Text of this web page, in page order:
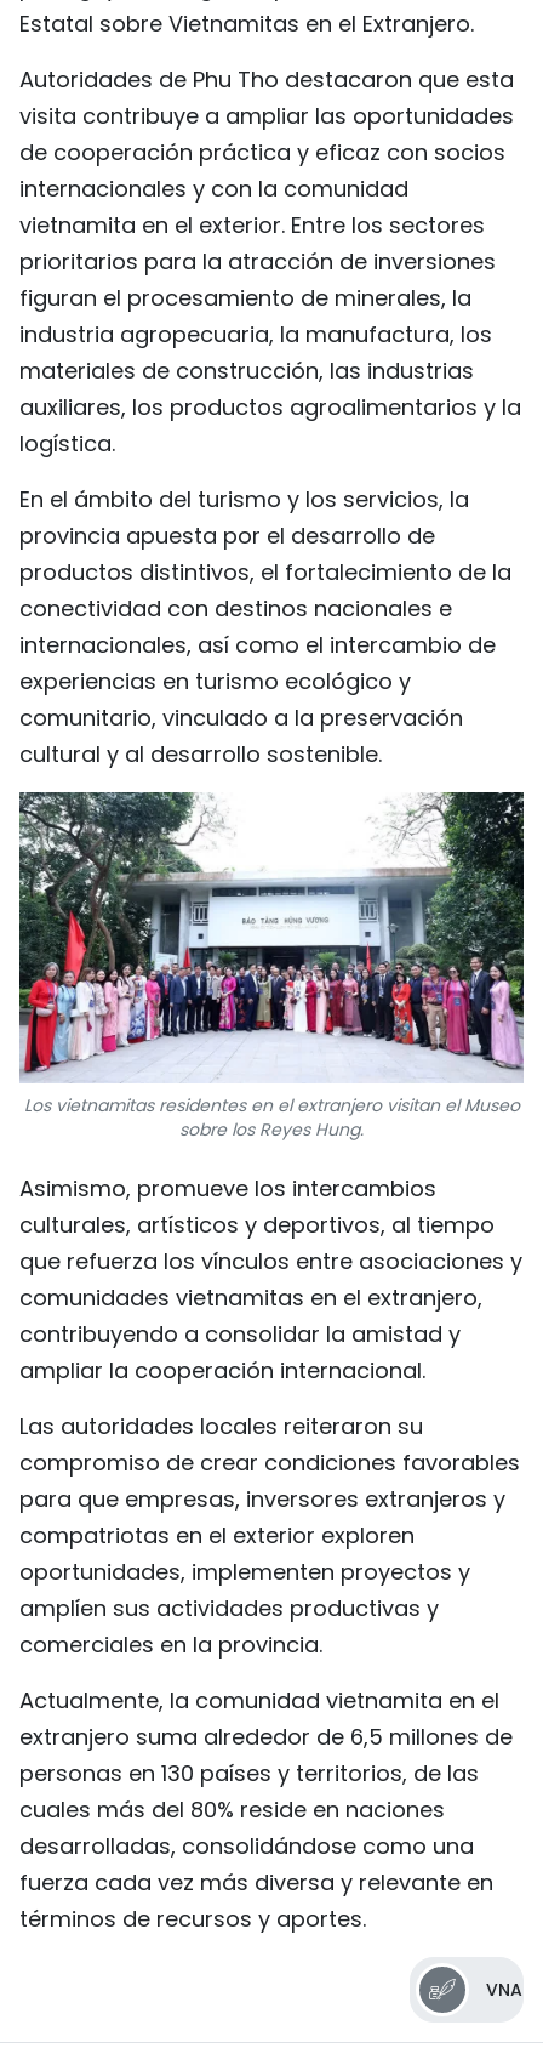
Estatal sobre Vietnamitas en el Extranjero.
Autoridades de Phu Tho destacaron que esta
visita contribuye a ampliar las oportunidades
de cooperación práctica y eficaz con socios
internacionales y con la comunidad
vietnamita en el exterior. Entre los sectores
prioritarios para la atracción de inversiones
figuran el procesamiento de minerales, la
industria agropecuaria, la manufactura, los
materiales de construcción, las industrias
auxiliares, los productos agroalimentarios y la
logística.
En el ámbito del turismo y los servicios, la
provincia apuesta por el desarrollo de
productos distintivos, el fortalecimiento de la
conectividad con destinos nacionales e
internacionales, así como el intercambio de
experiencias en turismo ecológico y
comunitario, vinculado a la preservación
cultural y al desarrollo sostenible.
Los vietnamitas residentes en el extranjero visitan el Museo
sobre los Reyes Hung.
Asimismo, promueve los intercambios
culturales, artísticos y deportivos, al tiempo
que refuerza los vínculos entre asociaciones y
comunidades vietnamitas en el extranjero,
contribuyendo a consolidar la amistad y
ampliar la cooperación internacional.
Las autoridades locales reiteraron su
compromiso de crear condiciones favorables
para que empresas, inversores extranjeros y
compatriotas en el exterior exploren
oportunidades, implementen proyectos y
amplíen sus actividades productivas y
comerciales en la provincia.
Actualmente, la comunidad vietnamita en el
extranjero suma alrededor de 6,5 millones de
personas en 130 países y territorios, de las
cuales más del 80% reside en naciones
desarrolladas, consolidándose como una
fuerza cada vez más diversa y relevante en
términos de recursos y aportes.
VNA